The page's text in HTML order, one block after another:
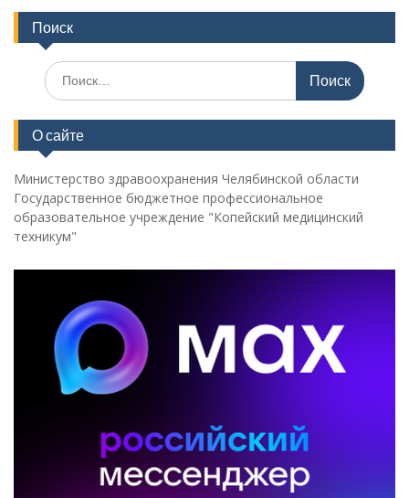
Поиск
Поиск
по:
О сайте
Министерство здравоохранения Челябинской области
Государственное бюджетное профессиональное
образовательное учреждение "Копейский медицинский
техникум"